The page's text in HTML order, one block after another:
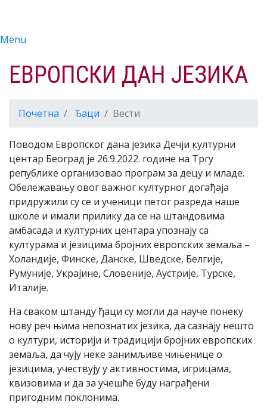
Menu
ЕВРОПСКИ ДАН ЈЕЗИКА
Почетна Ђаци Вести
Поводом Европског дана језика Дечји културни
центар Београд је 26.9.2022. године на Тргу
републике организовао програм за децу и младе.
Обележавању овог важног културног догађаја
придружили су се и ученици петог разреда наше
школе и имали прилику да се на штандовима
амбасада и културних центара упознају са
културама и језицима бројних европских земаља –
Холандије, Финске, Данске, Шведске, Белгије,
Румуније, Украјине, Словеније, Аустрије, Турске,
Италије.
На сваком штанду ђаци су могли да науче понеку
нову реч њима непознатих језика, да сазнају нешто
о култури, историји и традицији бројних европских
земаља, да чују неке занимљиве чињенице о
језицима, учествују у активностима, игрицама,
квизовима и да за учешће буду награђени
пригодним поклонима.